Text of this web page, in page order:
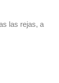
las rejas, a